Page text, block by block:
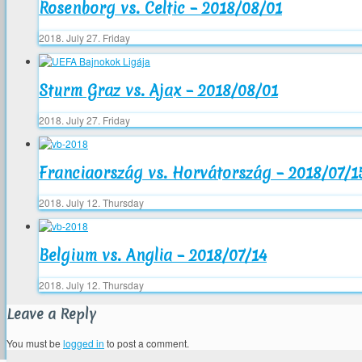
Rosenborg vs. Celtic – 2018/08/01
2018. July 27. Friday
Sturm Graz vs. Ajax – 2018/08/01
2018. July 27. Friday
Franciaország vs. Horvátország – 2018/07/
2018. July 12. Thursday
Belgium vs. Anglia – 2018/07/14
2018. July 12. Thursday
Leave a Reply
You must be logged in to post a comment.